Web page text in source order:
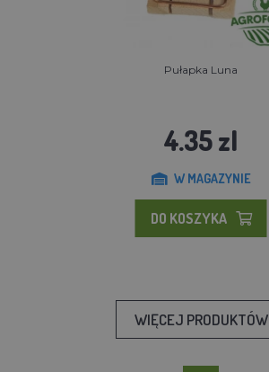
Pułapka Luna
4.35 zl
W MAGAZYNIE
DO KOSZYKA
WIĘCEJ PRODUKTÓW